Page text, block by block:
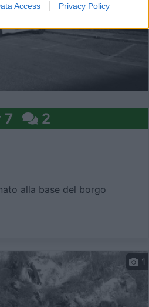
Access Privacy Policy
7 2
alla base del borgo
1